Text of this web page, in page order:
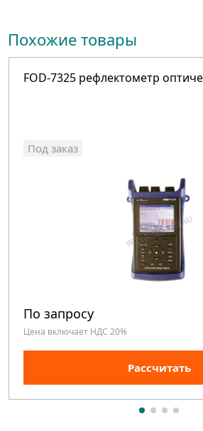
Похожие товары
FOD-7325 рефлектометр
Под заказ
По запросу
Цена включает НДС 20%
Рассчитать